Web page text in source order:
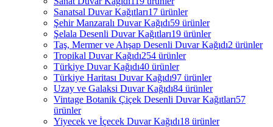
Sanatsal Duvar Kağıtları17 ürünler
Şehir Manzaralı Duvar Kağıdı59 ürünler
Şelala Desenli Duvar Kağıtları19 ürünler
Taş, Mermer ve Ahşap Desenli Duvar Kağıdı2 ürünler
Tropikal Duvar Kağıdı254 ürünler
Türkiye Duvar Kağıdı40 ürünler
Türkiye Haritası Duvar Kağıdı97 ürünler
Uzay ve Galaksi Duvar Kağıdı84 ürünler
Vintage Botanik Çiçek Desenli Duvar Kağıtları57
ürünler
Yiyecek ve İçecek Duvar Kağıdı18 ürünler